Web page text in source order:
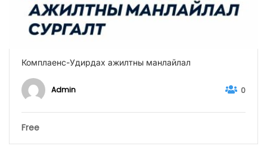
Комплаенс-Удирдах ажилтны манлайлал
Admin 0
Free